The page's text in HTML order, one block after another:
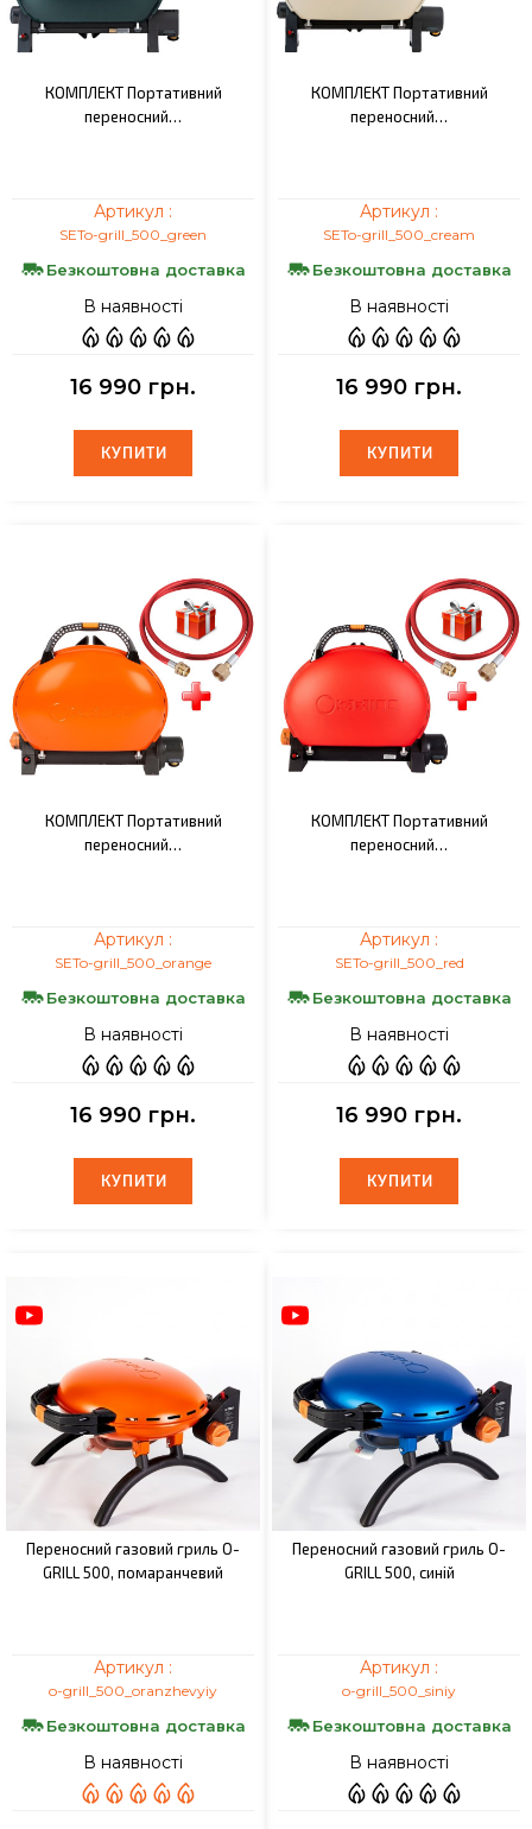
КОМПЛЕКТ Портативний
переносний…
Артикул :
SETo-grill_500_green
Безкоштовна доставка
В наявності
16 990 грн.
КУПИТИ
КУПИТИ
КОМПЛЕКТ Портативний
переносний…
Артикул :
SETo-grill_500_cream
Безкоштовна доставка
В наявності
16 990 грн.
КУПИТИ
КУПИТИ
КОМПЛЕКТ Портативний
переносний…
Артикул :
SETo-grill_500_orange
Безкоштовна доставка
В наявності
16 990 грн.
КУПИТИ
КУПИТИ
КОМПЛЕКТ Портативний
переносний…
Артикул :
SETo-grill_500_red
Безкоштовна доставка
В наявності
16 990 грн.
КУПИТИ
КУПИТИ
Переносний газовий гриль O-
GRILL 500, помаранчевий
Артикул :
o-grill_500_oranzhevyiy
Безкоштовна доставка
В наявності
Переносний газовий гриль O-
GRILL 500, синій
Артикул :
o-grill_500_siniy
Безкоштовна доставка
В наявності